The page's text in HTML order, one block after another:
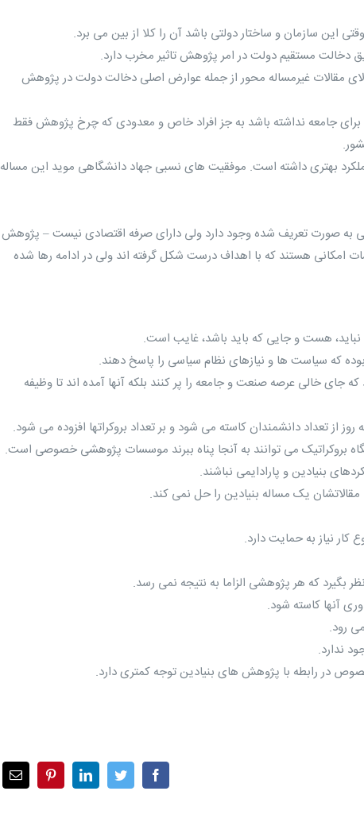
مقالات غیرمساله محور از جمله عوارض اصلی دخالت دولت در پژوهش
جامعه نداشته باشد به جز افراد خاص و معدودی که چرخ پژوهش فقط
بهتری داشته است. موفقیت های نسبی جهاد دانشگاهی موید این مساله
صورت تعریف شده وجود دارد ولی دارای صرفه اقتصادی نیست – پژوهش
امکانی هستند که با اهداف درست شکل گرفته اند ولی در ادامه رها شده
خالی عرصه صنعت و جامعه را پر کنند بلکه آنها آمده اند تا وظیفه